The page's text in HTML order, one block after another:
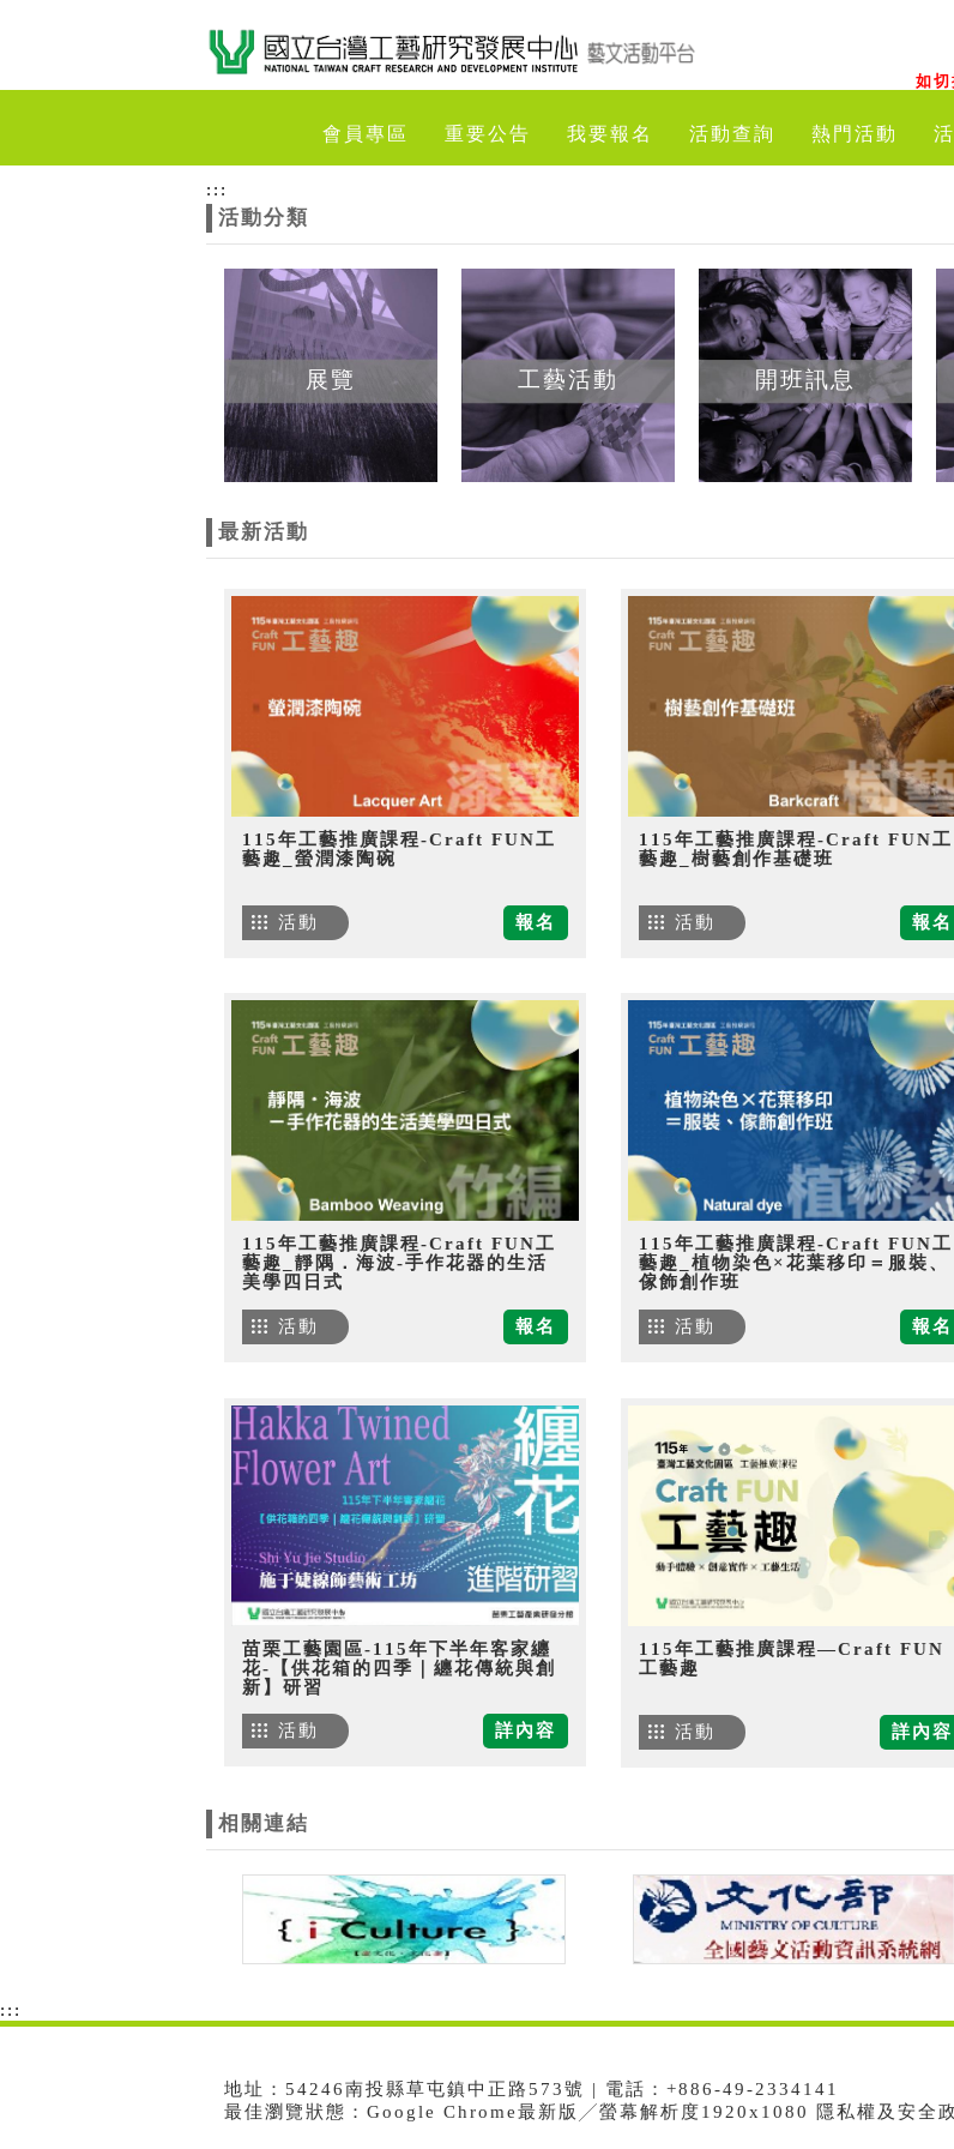
如
會員專區 重要公告 我要報名 活動查詢 熱門活動
:::
活動分類
展覽 工藝活動 開班訊息
最新活動
115年工藝推廣課程-Craft FUN工
藝趣_螢潤漆陶碗
報名
活動
115年工藝推廣課程-Craft FUN工
藝趣_樹藝創作基礎班
報名
活動
115年工藝推廣課程-Craft FUN工
藝趣_靜隅．海波-手作花器的生活
美學四日式
報名
活動
115年工藝推廣課程-Craft FUN工
藝趣_植物染色×花葉移印＝服裝、
傢飾創作班
報名
活動
苗栗工藝園區-115年下半年客家纏
花-【供花箱的四季｜纏花傳統與創
新】研習
詳內容
活動
115年工藝推廣課程—Craft FUN
工藝趣
詳內容
活動
相關連結
:::
地址：54246南投縣草屯鎮中正路573號 | 電話：+886-49-2334141
最佳瀏覽狀態：Google Chrome最新版╱螢幕解析度1920x1080 隱私權及安全